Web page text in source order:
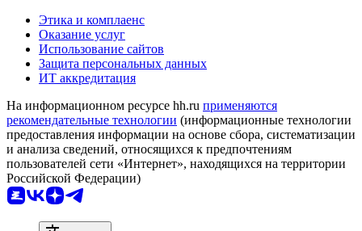
Этика и комплаенс
Оказание услуг
Использование сайтов
Защита персональных данных
ИТ аккредитация
На информационном ресурсе hh.ru применяются
рекомендательные технологии (информационные технологии
предоставления информации на основе сбора, систематизации
и анализа сведений, относящихся к предпочтениям
пользователей сети «Интернет», находящихся на территории
Российской Федерации)